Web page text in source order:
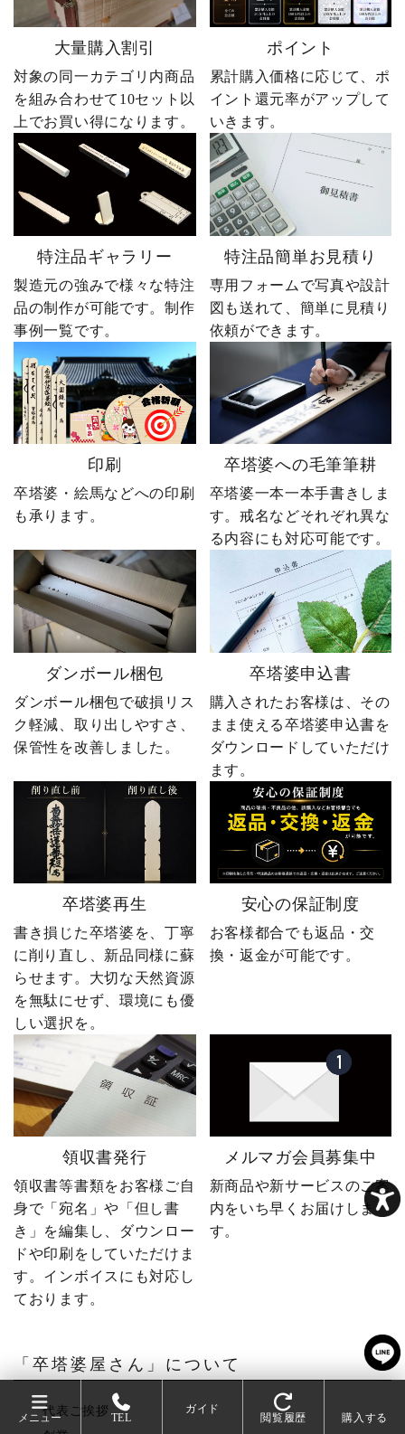
大量購入割引
対象の同一カテゴリ内商品
を組み合わせて10セット以
上でお買い得になります。
ポイント
累計購入価格に応じて、ポ
イント還元率がアップして
いきます。
特注品ギャラリー
製造元の強みで様々な特注
品の制作が可能です。制作
事例一覧です。
特注品簡単お見積り
専用フォームで写真や設計
図も送れて、簡単に見積り
依頼ができます。
印刷
卒塔婆・絵馬などへの印刷
も承ります。
卒塔婆への毛筆筆耕
卒塔婆一本一本手書きしま
す。戒名などそれぞれ異な
る内容にも対応可能です。
ダンボール梱包
ダンボール梱包で破損リス
ク軽減、取り出しやすさ、
保管性を改善しました。
卒塔婆申込書
購入されたお客様は、その
まま使える卒塔婆申込書を
ダウンロードしていただけ
ます。
卒塔婆再生
書き損じた卒塔婆を、丁寧
に削り直し、新品同様に蘇
らせます。大切な天然資源
を無駄にせず、環境にも優
しい選択を。
安心の保証制度
お客様都合でも返品・交
換・返金が可能です。
領収書発行
領収書等書類をお客様ご自
身で「宛名」や「但し書
き」を編集し、ダウンロー
ドや印刷をしていただけま
す。インボイスにも対応し
ております。
メルマガ会員募集中
新商品や新サービスのご案
内をいち早くお届けしま
す。
「卒塔婆屋さん」について
代表ご挨拶
メニュー TEL
ガイド
閲覧履歴 購入する